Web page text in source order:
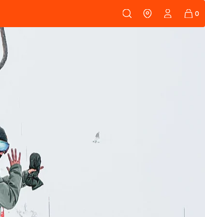
PEAUX